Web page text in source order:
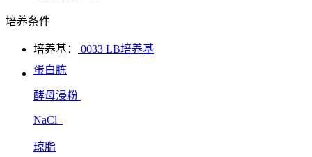
培养条件
培养基：
0033 LB培养基
蛋白胨
酵母浸粉
NaCl
琼脂